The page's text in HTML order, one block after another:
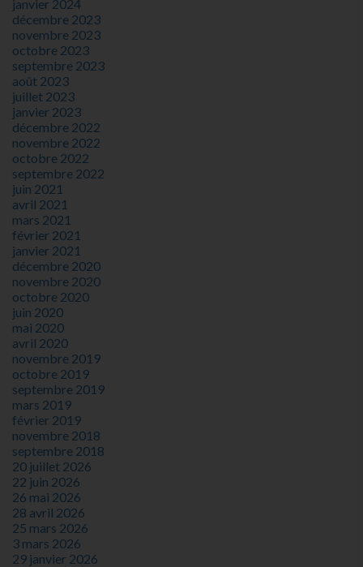
janvier 2024
décembre 2023
novembre 2023
octobre 2023
septembre 2023
août 2023
juillet 2023
janvier 2023
décembre 2022
novembre 2022
octobre 2022
septembre 2022
juin 2021
avril 2021
mars 2021
février 2021
janvier 2021
décembre 2020
novembre 2020
octobre 2020
juin 2020
mai 2020
avril 2020
novembre 2019
octobre 2019
septembre 2019
mars 2019
février 2019
novembre 2018
septembre 2018
20 juillet 2026
22 juin 2026
26 mai 2026
28 avril 2026
25 mars 2026
3 mars 2026
29 janvier 2026